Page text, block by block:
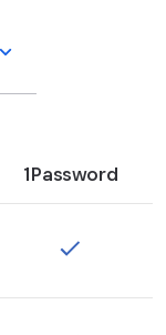
1Password